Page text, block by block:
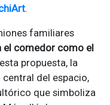
.
familiares
el comedor como el
propuesta, la
del espacio,
que simboliza